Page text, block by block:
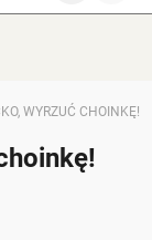
WYRZUĆ CHOINKĘ!